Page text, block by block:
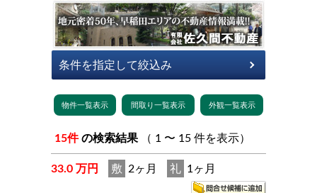
15件 の検索結果 （ 1 〜 15 件を表示）
33.0 万円 敷 2ヶ月 礼 1ヶ月